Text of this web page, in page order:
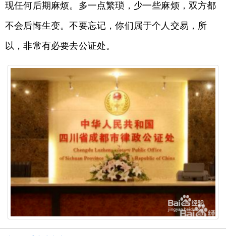
现任何后期麻烦。多一点繁琐，少一些麻烦，双方都
不会后悔生变。不要忘记，你们属于个人交易，所
以，非常有必要去公证处。